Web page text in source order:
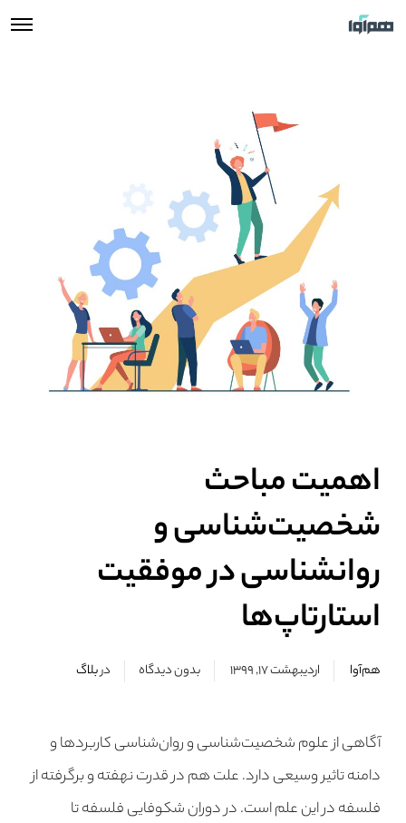
اهمیت مباحث
شخصیت‌شناسی و
روانشناسی در موفقیت
استارتاپ‌ها
هم‌آوا اردیبهشت ۱۷, ۱۳۹۹ بدون دیدگاه دربلاگ
آگاهی از علوم شخصیت‌شناسی و روان‌شناسی کاربردها و
دامنه تاثیر وسیعی دارد. علت هم در قدرت نهفته و برگرفته از
فلسفه در این علم است. در دوران شکوفایی فلسفه تا